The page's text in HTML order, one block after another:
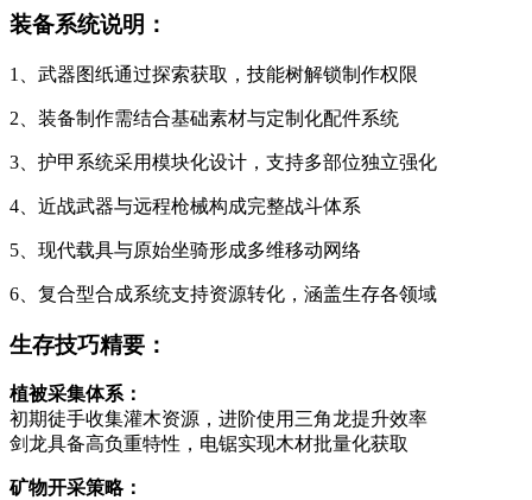
装备系统说明：
1、武器图纸通过探索获取，技能树解锁制作权限
2、装备制作需结合基础素材与定制化配件系统
3、护甲系统采用模块化设计，支持多部位独立强化
4、近战武器与远程枪械构成完整战斗体系
5、现代载具与原始坐骑形成多维移动网络
6、复合型合成系统支持资源转化，涵盖生存各领域
生存技巧精要：
植被采集体系：
初期徒手收集灌木资源，进阶使用三角龙提升效率
剑龙具备高负重特性，电锯实现木材批量化获取
矿物开采策略：